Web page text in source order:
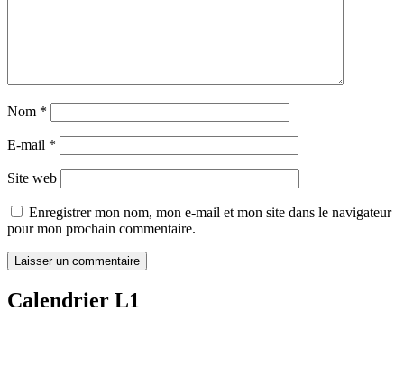
Nom *
E-mail *
Site web
Enregistrer mon nom, mon e-mail et mon site dans le navigateur
pour mon prochain commentaire.
Calendrier L1